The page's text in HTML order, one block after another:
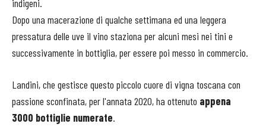
indigeni.
Dopo una macerazione di qualche settimana ed una leggera
pressatura delle uve il vino staziona per alcuni mesi nei tini e
successivamente in bottiglia, per essere poi messo in commercio.
Landini, che gestisce questo piccolo cuore di vigna toscana con
passione sconfinata, per l'annata 2020, ha ottenuto appena
3000 bottiglie numerate.